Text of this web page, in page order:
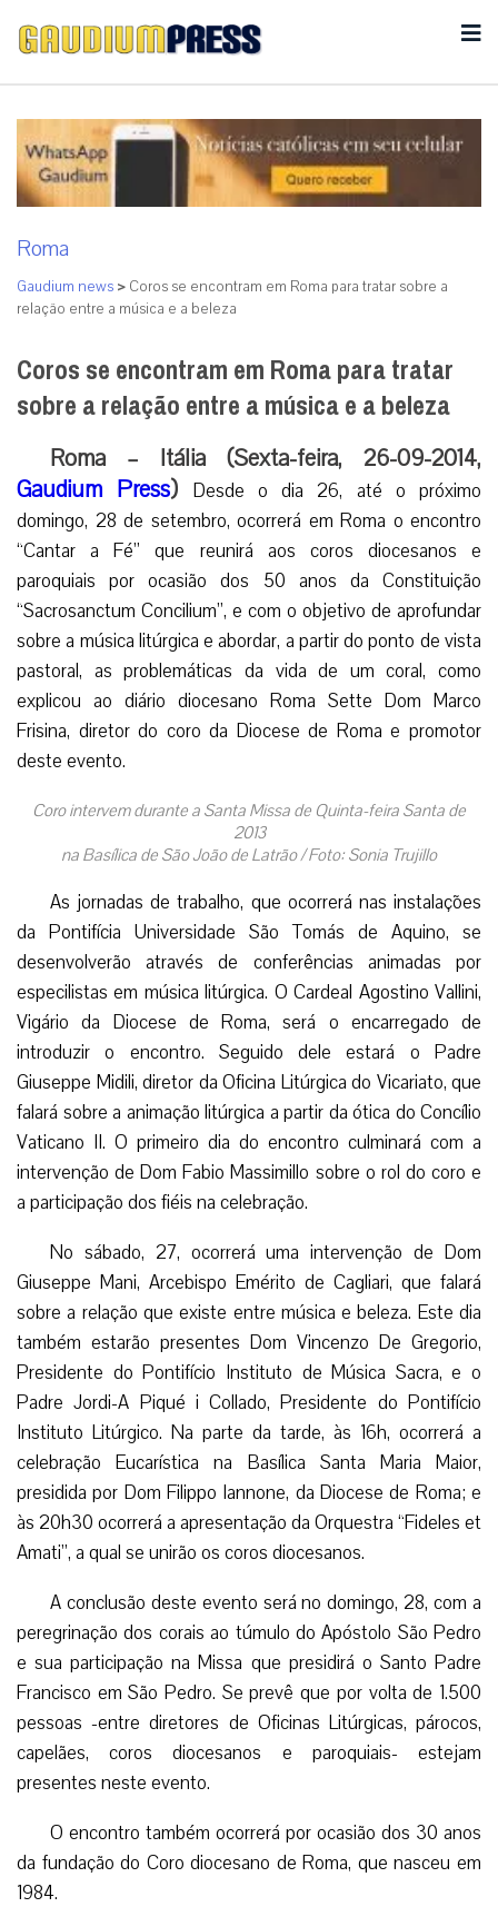
Roma
Gaudium news > Coros se encontram em Roma para tratar sobre a
relação entre a música e a beleza
Coros se encontram em Roma para tratar
sobre a relação entre a música e a beleza
Roma – Itália (Sexta-feira, 26-09-2014,
Gaudium Press)
Desde o dia 26, até o próximo
domingo, 28 de setembro, ocorrerá em Roma o encontro
“Cantar a Fé” que reunirá aos coros diocesanos e
paroquiais por ocasião dos 50 anos da Constituição
“Sacrosanctum Concilium”, e com o objetivo de aprofundar
sobre a música litúrgica e abordar, a partir do ponto de vista
pastoral, as problemáticas da vida de um coral, como
explicou ao diário diocesano Roma Sette Dom Marco
Frisina, diretor do coro da Diocese de Roma e promotor
deste evento.
Coro intervem durante a Santa Missa de Quinta-feira Santa de
2013
na Basílica de São João de Latrão / Foto: Sonia Trujillo
As jornadas de trabalho, que ocorrerá nas instalações
da Pontifícia Universidade São Tomás de Aquino, se
desenvolverão através de conferências animadas por
especilistas em música litúrgica. O Cardeal Agostino Vallini,
Vigário da Diocese de Roma, será o encarregado de
introduzir o encontro. Seguido dele estará o Padre
Giuseppe Midili, diretor da Oficina Litúrgica do Vicariato, que
falará sobre a animação litúrgica a partir da ótica do Concílio
Vaticano II. O primeiro dia do encontro culminará com a
intervenção de Dom Fabio Massimillo sobre o rol do coro e
a participação dos fiéis na celebração.
No sábado, 27, ocorrerá uma intervenção de Dom
Giuseppe Mani, Arcebispo Emérito de Cagliari, que falará
sobre a relação que existe entre música e beleza. Este dia
também estarão presentes Dom Vincenzo De Gregorio,
Presidente do Pontifício Instituto de Música Sacra, e o
Padre Jordi-A Piqué i Collado, Presidente do Pontifício
Instituto Litúrgico. Na parte da tarde, às 16h, ocorrerá a
celebração Eucarística na Basílica Santa Maria Maior,
presidida por Dom Filippo Iannone, da Diocese de Roma; e
às 20h30 ocorrerá a apresentação da Orquestra “Fideles et
Amati”, a qual se unirão os coros diocesanos.
A conclusão deste evento será no domingo, 28, com a
peregrinação dos corais ao túmulo do Apóstolo São Pedro
e sua participação na Missa que presidirá o Santo Padre
Francisco em São Pedro. Se prevê que por volta de 1.500
pessoas -entre diretores de Oficinas Litúrgicas, párocos,
capelães, coros diocesanos e paroquiais- estejam
presentes neste evento.
O encontro também ocorrerá por ocasião dos 30 anos
da fundação do Coro diocesano de Roma, que nasceu em
1984.